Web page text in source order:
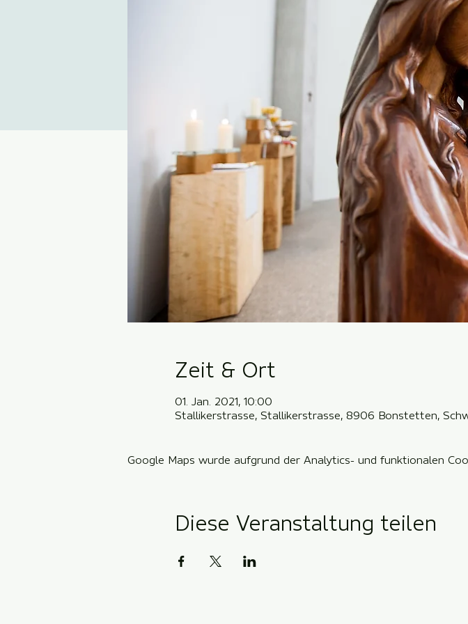
Zeit & Ort
01. Jan. 2021, 10:00
Stallikerstrasse, Stallikerstrasse, 8906 Bonstetten,
Google Maps wurde aufgrund der Analytics- und funktionalen
Diese Veranstaltung teilen